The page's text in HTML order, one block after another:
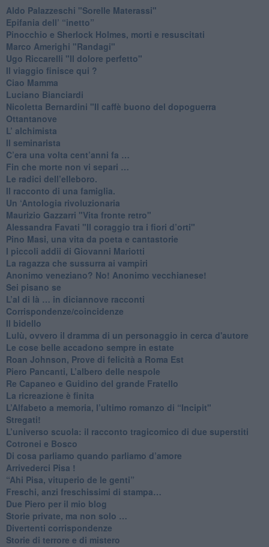
​Aldo Palazzeschi "Sorelle Materassi"
​Epifania dell’ “inetto”
Pinocchio e Sherlock Holmes, morti e resuscitati
​Marco Amerighi "Randagi"
Ugo Riccarelli "Il dolore perfetto"
​Il viaggio finisce qui ?
​Ciao Mamma
​Luciano Bianciardi
​Nicoletta Bernardini "Il caffè buono del dopoguerra
​Ottantanove
​L’ alchimista
Il seminarista
​C’era una volta cent’anni fa …
​Fin che morte non vi separi …
​Le radici dell’elleboro.
​Il racconto di una famiglia.
Un ‘Antologia rivoluzionaria
​Maurizio Gazzarri "Vita fronte retro"
​Alessandra Favati "Il coraggio tra i fiori d’orti"
​Pino Masi, una vita da poeta e cantastorie
​I piccoli addii di Giovanni Mariotti
​La ragazza che sussurra ai vampiri
​Anonimo veneziano? No! Anonimo vecchianese!
​Sei pisano se
​L’al di là … in diciannove racconti
Corrispondenze/coincidenze
Il bidello
Lulù, ovvero il dramma di un personaggio in cerca d'autore
Le cose belle accadono sempre in estate
Roan Johnson, Prove di felicità a Roma Est
Piero Pancanti, L’albero delle nespole
Re Capaneo e Guidino del grande Fratello
La ricreazione è finita
​L’Alfabeto a memoria, l’ultimo romanzo di “Incipit"
​Stregati!
L’universo scuola: il racconto tragicomico di due superstiti
Cotronei e Bosco
Di cosa parliamo quando parliamo d’amore
Arrivederci Pisa !
​“Ahi Pisa, vituperio de le genti”
Freschi, anzi freschissimi di stampa…
​Due Piero per il mio blog
​Storie private, ma non solo …
Divertenti corrispondenze
Storie di terrore e di mistero